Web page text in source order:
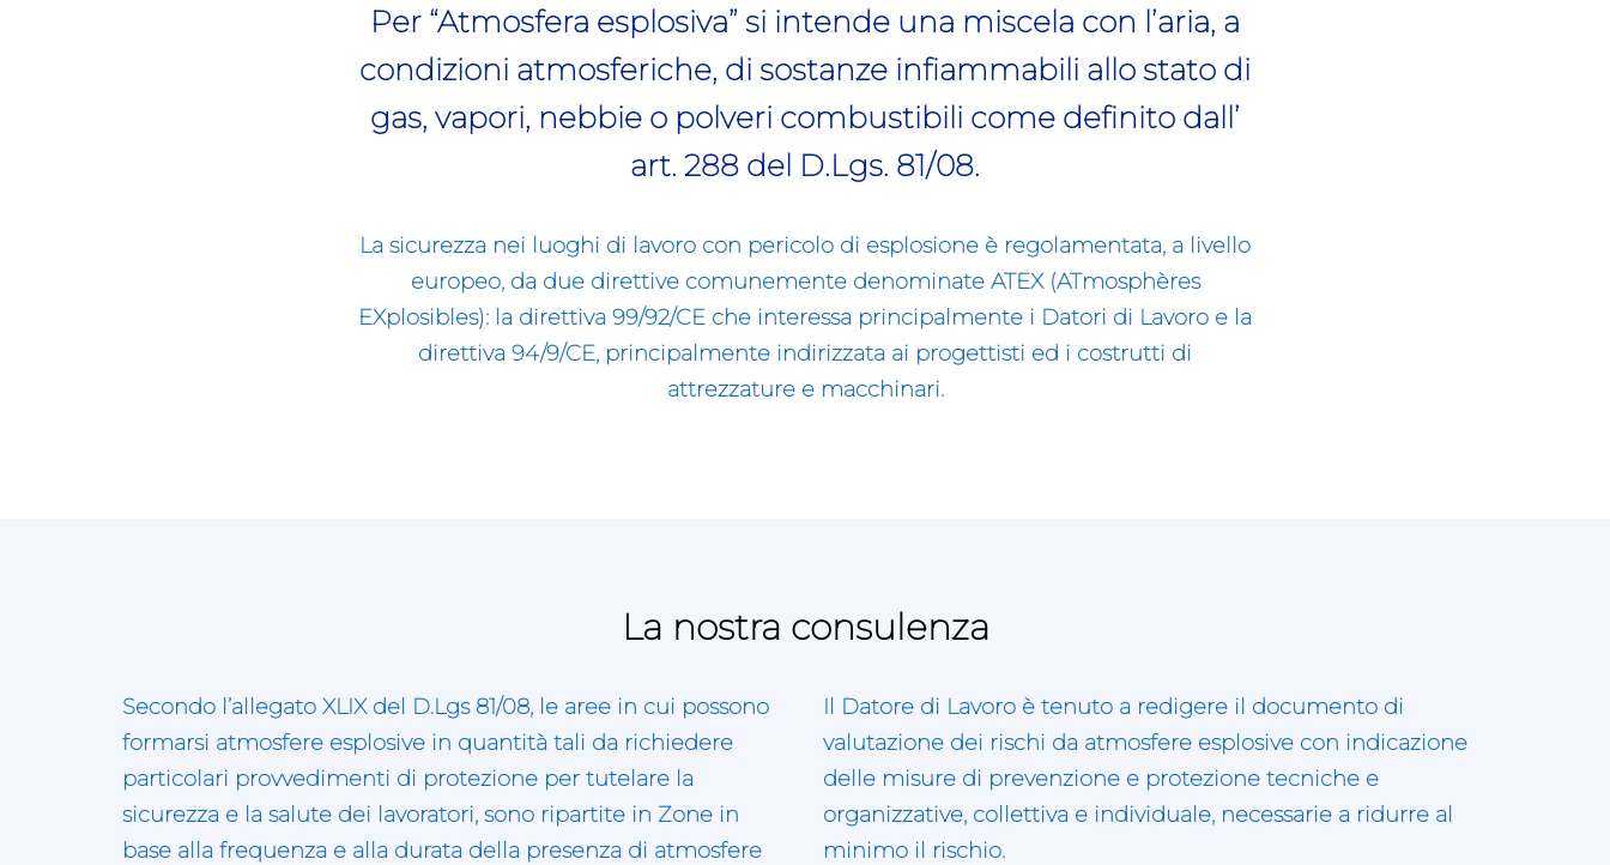
Per “Atmosfera esplosiva” si intende una miscela con l’aria, a
condizioni atmosferiche, di sostanze infiammabili allo stato di
gas, vapori, nebbie o polveri combustibili come definito dall’
art. 288 del D.Lgs. 81/08.
La sicurezza nei luoghi di lavoro con pericolo di esplosione è regolamentata, a livello
europeo, da due direttive comunemente denominate ATEX (ATmosphères
EXplosibles): la direttiva 99/92/CE che interessa principalmente i Datori di Lavoro e la
direttiva 94/9/CE, principalmente indirizzata ai progettisti ed i costrutti di
attrezzature e macchinari.
La nostra consulenza
Secondo l’allegato XLIX del D.Lgs 81/08, le aree in cui possono
formarsi atmosfere esplosive in quantità tali da richiedere
particolari provvedimenti di protezione per tutelare la
sicurezza e la salute dei lavoratori, sono ripartite in Zone in
base alla frequenza e alla durata della presenza di atmosfere
Il Datore di Lavoro è tenuto a redigere il documento di
valutazione dei rischi da atmosfere esplosive con indicazione
delle misure di prevenzione e protezione tecniche e
organizzative, collettiva e individuale, necessarie a ridurre al
minimo il rischio.